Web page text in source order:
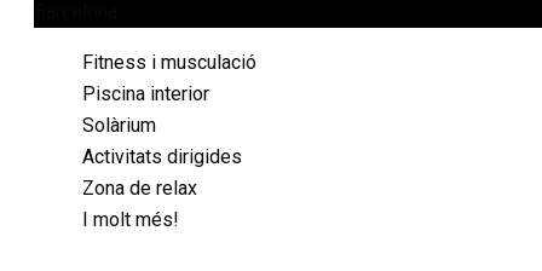
Fitness i musculació
Piscina interior
Solàrium
Activitats dirigides
Zona de relax
I molt més!